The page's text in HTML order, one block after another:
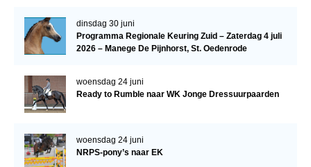
Bestuur Regio Midden
Regio West
Bestuur Regio West
Regio Zuid
Word vrijiwilliger
dinsdag 30 juni
Programma Regionale Keuring Zuid – Zaterdag 4 juli
2026 – Manege De Pijnhorst, St. Oedenrode
woensdag 24 juni
Ready to Rumble naar WK Jonge Dressuurpaarden
woensdag 24 juni
NRPS-pony’s naar EK